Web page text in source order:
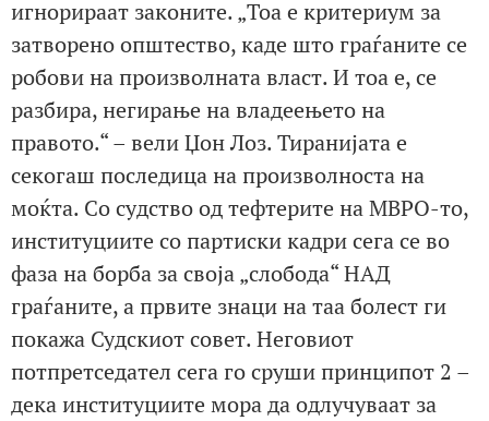
игнорираат законите. „Тоа е критериум за
затворено општество, каде што граѓаните се
робови на произволната власт. И тоа е, се
разбира, негирање на владеењето на
правото.“ – вели Џон Лоз. Тиранијата е
секогаш последица на произволноста на
моќта. Со судство од тефтерите на МВРО-то,
институциите со партиски кадри сега се во
фаза на борба за своја „слобода“ НАД
граѓаните, а првите знаци на таа болест ги
покажа Судскиот совет. Неговиот
потпретседател сега го сруши принципот 2 –
дека институциите мора да одлучуваат за